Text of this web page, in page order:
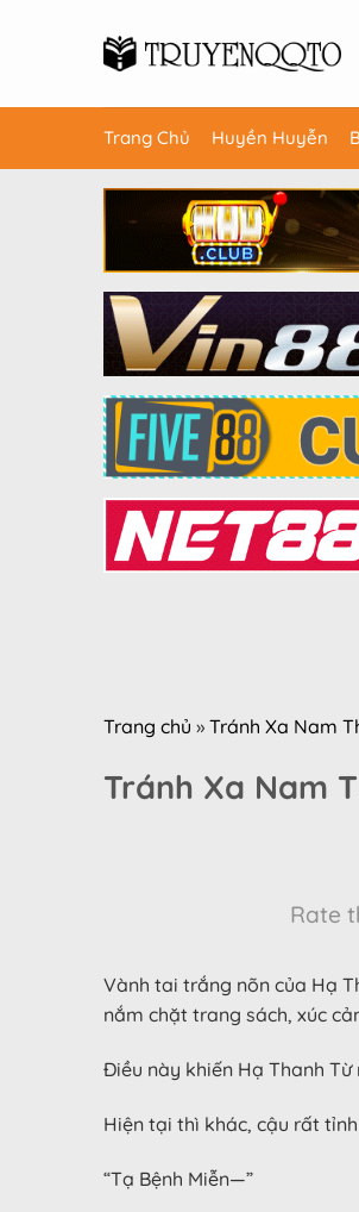
Trang Chủ Huyền Huyễn
Trang chủ » Tránh Xa Nam
Tránh Xa Nam
Rate
Vành tai trắng nõn của Hạ
nắm chặt trang sách, xúc
Điều này khiến Hạ Thanh
Hiện tại thì khác, cậu rất
“Tạ Bệnh Miễn—”